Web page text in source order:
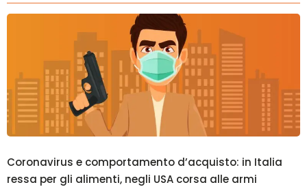
Coronavirus e comportamento d’acquisto: in Italia
ressa per gli alimenti, negli USA corsa alle armi